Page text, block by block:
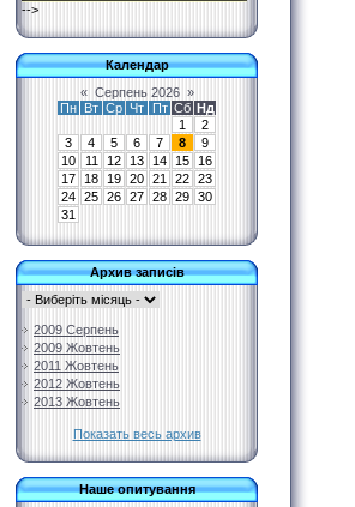
-->
Календар
« Серпень 2026 »
Пн Вт Ср Чт Пт Сб Нд
1
2
3
4 5 6 7 8
9
10
11 12 13 14 15
16
17
18 19 20 21 22 23
24 25 26 27 28 29 30
31
Архив записів
2009 Серпень
2009 Жовтень
2011 Жовтень
2012 Жовтень
2013 Жовтень
Показать весь архив
Наше опитування